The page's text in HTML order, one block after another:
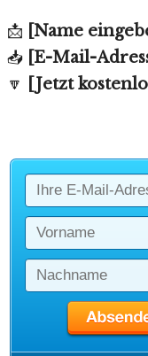
📩 [Name
📥 [E-Mail-
🔽 [Jetzt